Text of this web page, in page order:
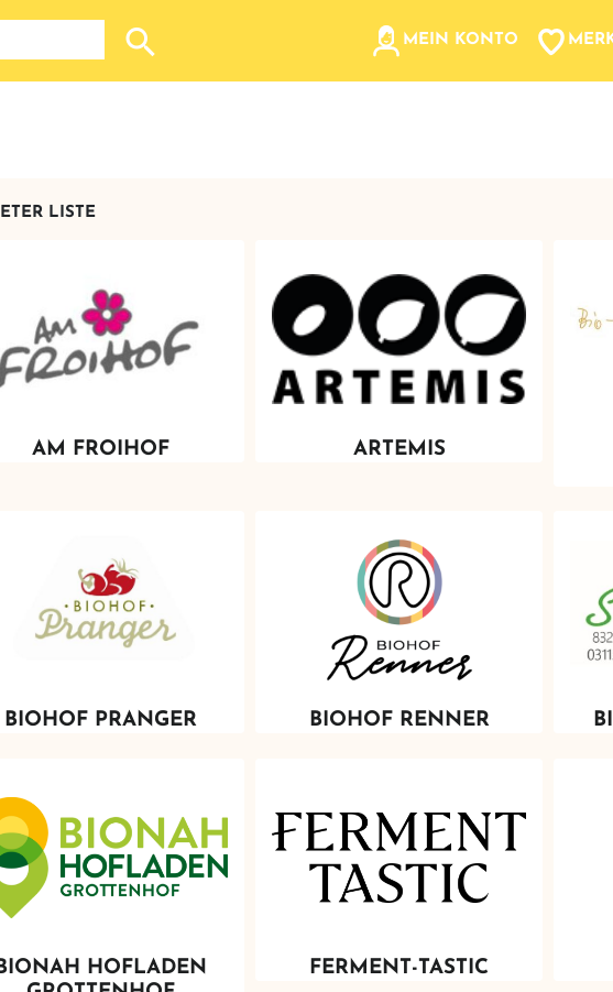
Suche nach: Zum Beispiel Wein, Fleisch, Keramik, Holz, etc...
MEIN KONTO
LISTE
AM FROIHOF ARTEMIS
BIOHOF PRANGER BIOHOF RENNER
HOFLADEN
FERMENT-TASTIC